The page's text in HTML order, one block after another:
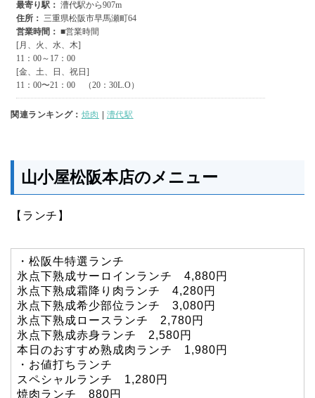
関連ランキング： 焼肉 | 漕代駅
山小屋松阪本店のメニュー
【ランチ】
・松阪牛特選ランチ
氷点下熟成サーロインランチ 4,880円
氷点下熟成霜降り肉ランチ 4,280円
氷点下熟成希少部位ランチ 3,080円
氷点下熟成ロースランチ 2,780円
氷点下熟成赤身ランチ 2,580円
本日のおすすめ熟成肉ランチ 1,980円
・お値打ちランチ
スペシャルランチ 1,280円
焼肉ランチ 880円